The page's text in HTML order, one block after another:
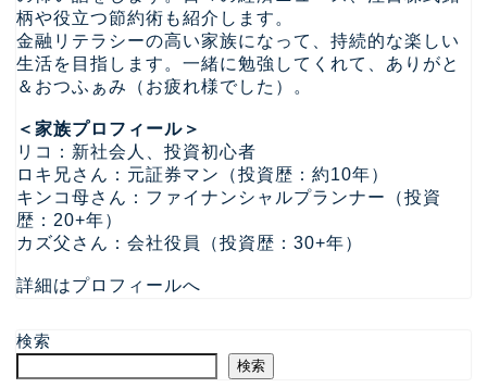
柄や役立つ節約術も紹介します。
金融リテラシーの高い家族になって、持続的な楽しい
生活を目指します。一緒に勉強してくれて、ありがと
＆おつふぁみ（お疲れ様でした）。
＜家族プロフィール＞
リコ：新社会人、投資初心者
ロキ兄さん：元証券マン（投資歴：約10年）
キンコ母さん：ファイナンシャルプランナー（投資
歴：20+年）
カズ父さん：会社役員（投資歴：30+年）
詳細はプロフィールへ
検索
検索